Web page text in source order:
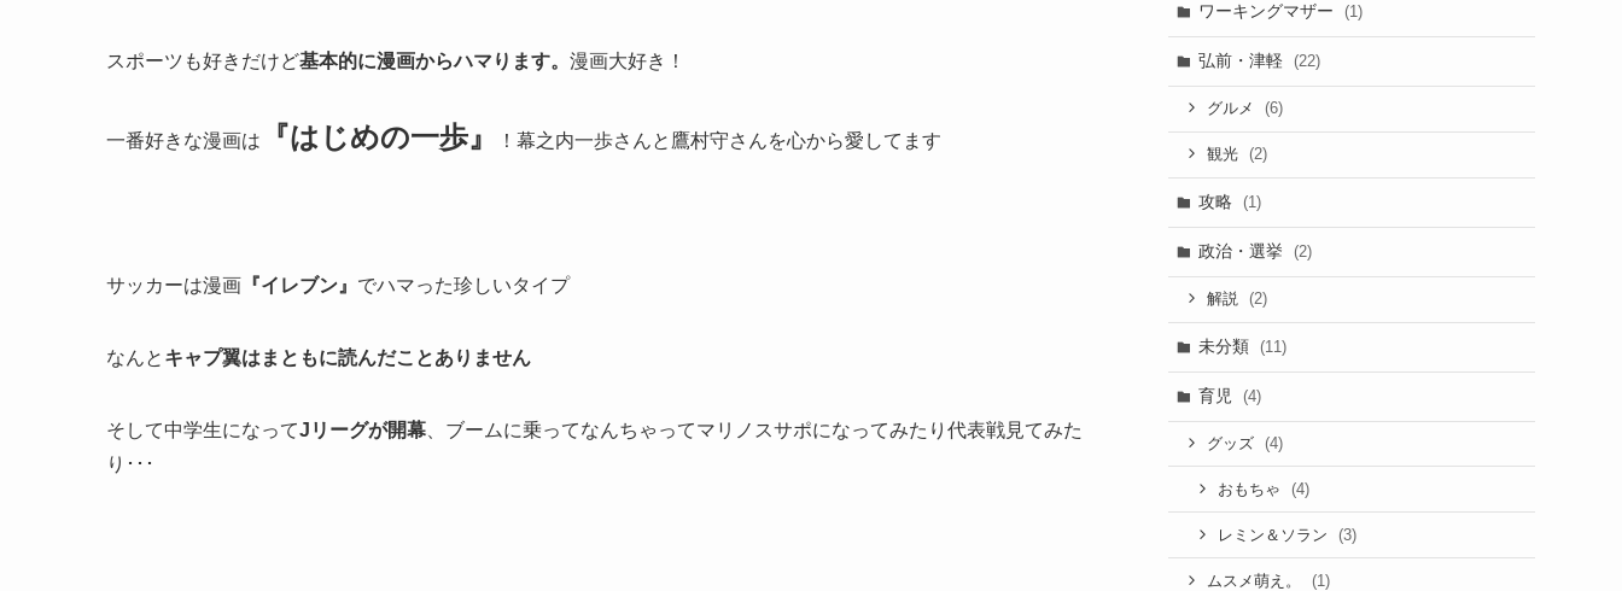
スポーツも好きだけど基本的に漫画からハマります。 漫画大好き！
一番好きな漫画は 『はじめの一歩』 ！幕之内一歩さんと鷹村守さんを心から愛してます
サッカーは漫画 『イレブン』 でハマった珍しいタイプ
なんと キャプ翼はまともに読んだことありません
そして中学生になってJリーグが開幕 、ブームに乗ってなんちゃってマリノスサポになってみたり代表戦見てみた
り･･･
ワーキングマザー (1)
弘前・津軽 (22)
グルメ (6)
観光 (2)
攻略 (1)
政治・選挙 (2)
解説 (2)
未分類 (11)
育児 (4)
グッズ (4)
おもちゃ (4)
レミン＆ソラン (3)
ムスメ萌え。 (1)